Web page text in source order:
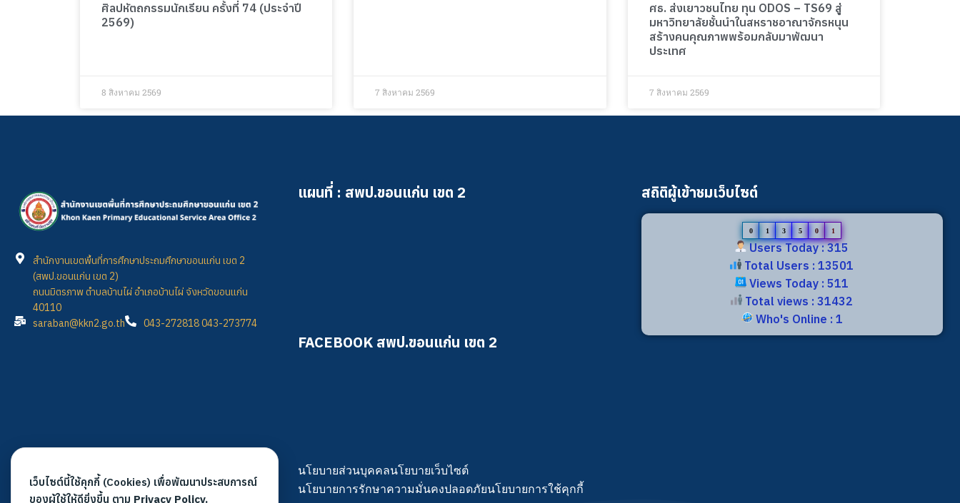
ศิลปหัตถกรรมนักเรียน ครั้งที่ 74 (ประจำปี
2569)
8 สิงหาคม 2569 7 สิงหาคม 2569
ศธ. ส่งเยาวชนไทย ทุน ODOS – TS69 สู่
มหาวิทยาลัยชั้นนำในสหราชอาณาจักรหนุน
สร้างคนคุณภาพพร้อมกลับมาพัฒนา
ประเทศ
7 สิงหาคม 2569
สำนักงานเขตพื้นที่การศึกษาประถมศึกษาขอนแก่น เขต 2
(สพป.ขอนแก่น เขต 2)
ถนนมิตรภาพ ตำบลบ้านไผ่ อำเภอบ้านไผ่ จังหวัดขอนแก่น
40110
saraban@kkn2.go.th
043-272818 043-273774
แผนที่ : สพป.ขอนแก่น เขต 2
FACEBOOK สพป.ขอนแก่น เขต 2
นโยบายส่วนบุคคลนโยบายเว็บไซต์
นโยบายการรักษาความมั่นคงปลอดภัยนโยบายการใช้คุกกี้
สถิติผู้เข้าชมเว็บไซต์
0 1 3 5 0 1
Users Today : 315
Total Users : 13501
Views Today : 511
Total views : 31432
Who's Online : 1
เว็บไซต์นี้ใช้คุกกี้ (Cookies) เพื่อพัฒนาประสบการณ์
ของผู้ใช้ให้ดียิ่งขึ้น ตาม Privacy Policy.